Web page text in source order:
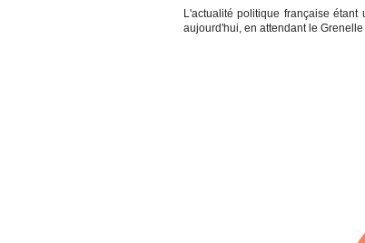
L'actualité politique française étant
aujourd'hui, en attendant le